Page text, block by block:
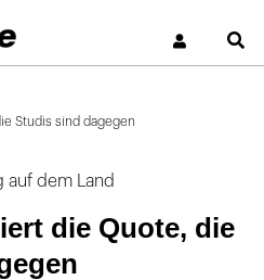
Studis sind dagegen
auf dem Land
die Quote, die